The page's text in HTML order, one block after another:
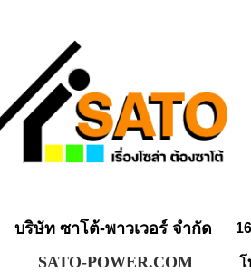
บริษัท ซาโต้-พาวเวอร์ จำกัด
SATO-POWER.COM โ